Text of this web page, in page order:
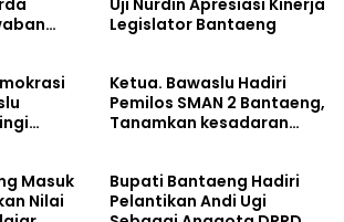
Legislator Bantaeng
Ketua. Bawaslu Hadiri
Pemilos SMAN 2 Bantaeng,
Tanamkan kesadaran
Masuk
Nilai
Bupati Bantaeng Hadiri
Pelantikan Andi Ugi